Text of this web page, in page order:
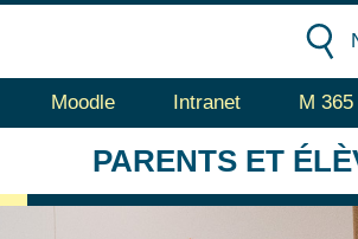
Moodle Intranet M 365
PARENTS ET